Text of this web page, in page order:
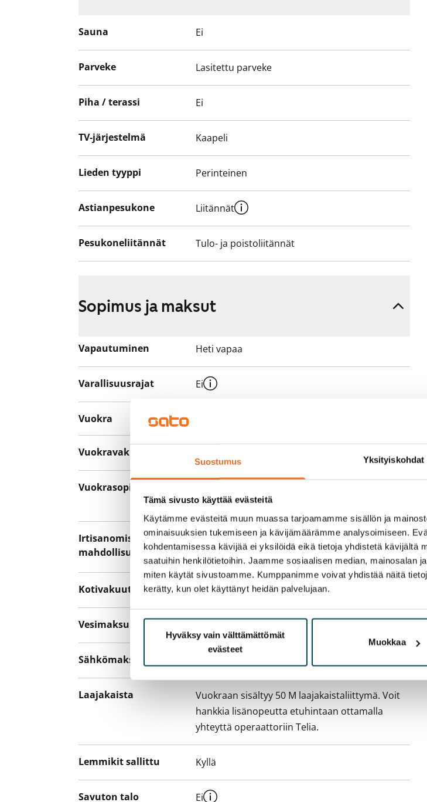
Suostumus Yksityiskohdat
Tämä sivusto käyttää evästeitä
Käytämme evästeitä muun muassa tarjoamamme sisällön ja
ominaisuuksien tukemiseen ja kävijämäärämme analysoimiseen.
kohdentamisessa kävijää ei yksilöidä eikä tietoja yhdistetä kävijältä
saatuihin henkilötietoihin. Jaamme sosiaalisen median, mainosalan
miten käytät sivustoamme. Kumppanimme voivat yhdistää näitä
kerätty, kun olet käyttänyt heidän palvelujaan.
Hyväksy vain välttämättömät
evästeet
Muokkaa
Sauna Ei
Parveke Lasitettu parveke
Piha / terassi Ei
TV-järjestelmä Kaapeli
Lieden tyyppi Perinteinen
Astianpesukone Liitännät
Pesukoneliitännät Tulo- ja poistoliitännät
Sopimus ja maksut
Vapautuminen Heti vapaa
Varallisuusrajat Ei
Vuokra
Vuokravakuus
Vuokrasopimus
asumisaika 12 kk
Irtisanomis­
mahdollisuus
12 kk vuokrasopimuksesta tai
sopimussakolla aiemmin
Kotivakuutus Pakollinen, ei sisälly vuokraan
Vesimaksu
Sähkömaksu
Laajakaista
Vuokraan sisältyy 50 M laajakaistaliittymä. Voit
hankkia lisänopeutta etuhintaan ottamalla
yhteyttä operaattoriin Telia.
Lemmikit sallittu Kyllä
Savuton talo Ei